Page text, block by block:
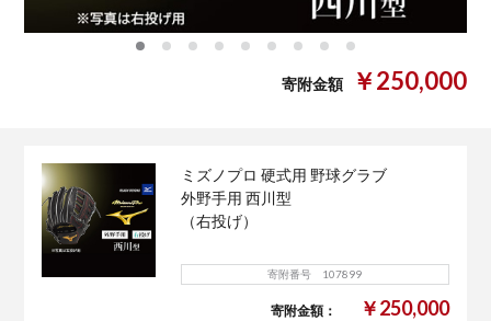
寄附金額 ￥250,000
ミズノプロ 硬式用 野球グラブ
外野手用 西川型
（右投げ）
寄附番号 107899
寄附金額： ￥250,000